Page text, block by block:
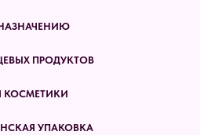
ПРОДУКТОВ
КОСМЕТИКИ
УПАКОВКА